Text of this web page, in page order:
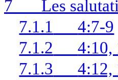
7
Les
7.1.1
4:7-9
7.1.2
4:10,
7.1.3
4:12,